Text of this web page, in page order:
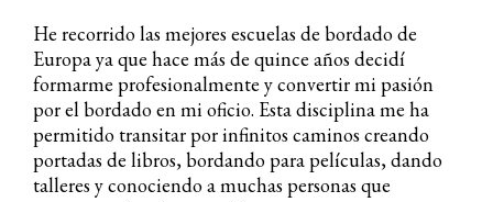
He recorrido las mejores escuelas de bordado de
Europa ya que hace más de quince años decidí
formarme profesionalmente y convertir mi pasión
por el bordado en mi oficio. Esta disciplina me ha
permitido transitar por infinitos caminos creando
portadas de libros, bordando para películas, dando
talleres y conociendo a muchas personas que